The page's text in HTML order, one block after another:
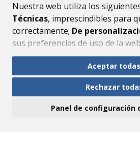
Nuestra web utiliza los
Técnicas, imprescindibles para
correctamente; De
sus preferencias de uso de la
mejorar el funcionamiento de la
Si acepta pulsando el botón
consideramos que acepta su
ninguna acción, se guardarán las
Aceptar todas
Rechazar
Panel de configuración